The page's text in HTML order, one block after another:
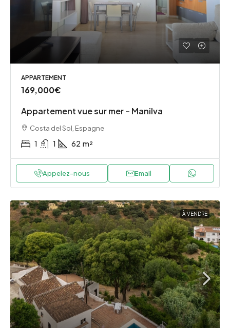
APPARTEMENT
169,000€
Appartement vue sur mer – Manilva
Costa del Sol, Espagne
1 1 62 m²
Appelez-nous Email
À VENDRE